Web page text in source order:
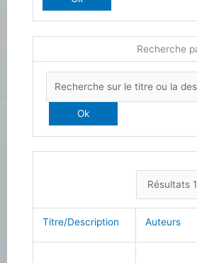
Recherche
Titre/Description Auteurs